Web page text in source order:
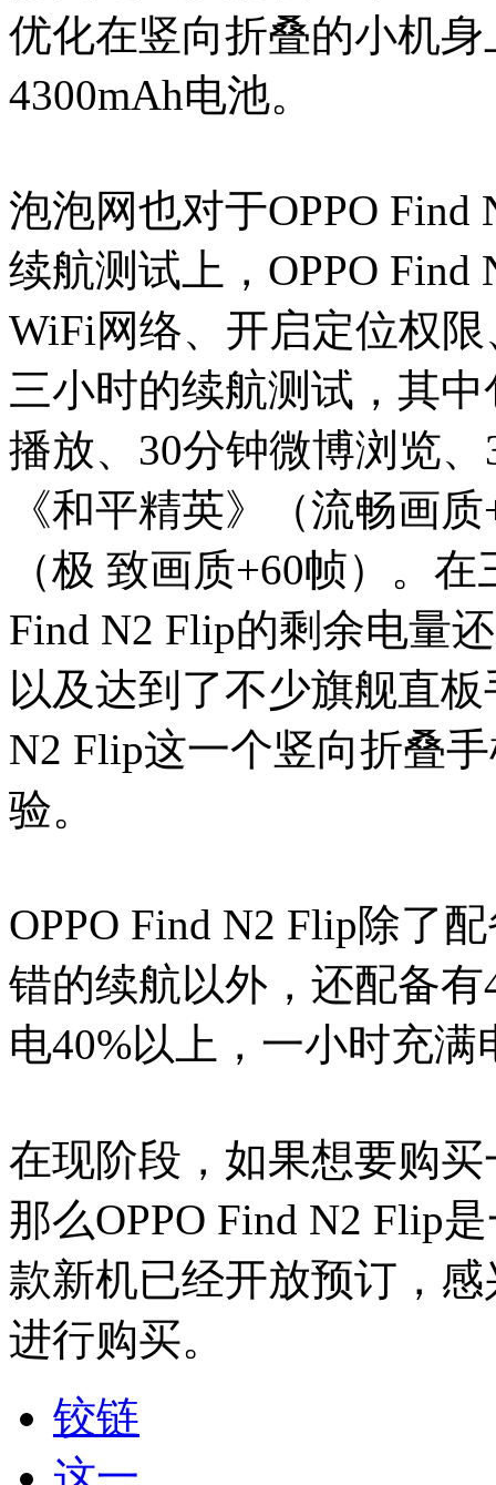
优化在竖向折叠的小机
4300mAh电池。
泡泡网也对于OPPO
续航测试上，OPPO
WiFi网络、开启定位权
三小时的续航测试，其
播放、30分钟微博浏览
《和平精英》（流畅画
（极 致画质+60帧）。
Find N2 Flip的剩余电量
以及达到了不少旗舰直
N2 Flip这一个竖向折叠
验。
OPPO Find N2 Flip除了
错的续航以外，还配备
电40%以上，一小时充
在现阶段，如果想要购
那么OPPO Find N2 Flip
款新机已经开放预订，
进行购买。
铰链